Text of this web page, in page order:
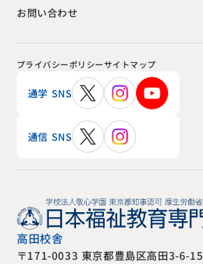
お問い合わせ
プライバシーポリシーサイトマップ
通学 SNS
通信 SNS
高田校舎
〒171-0033 東京都豊島区高田3-6-15